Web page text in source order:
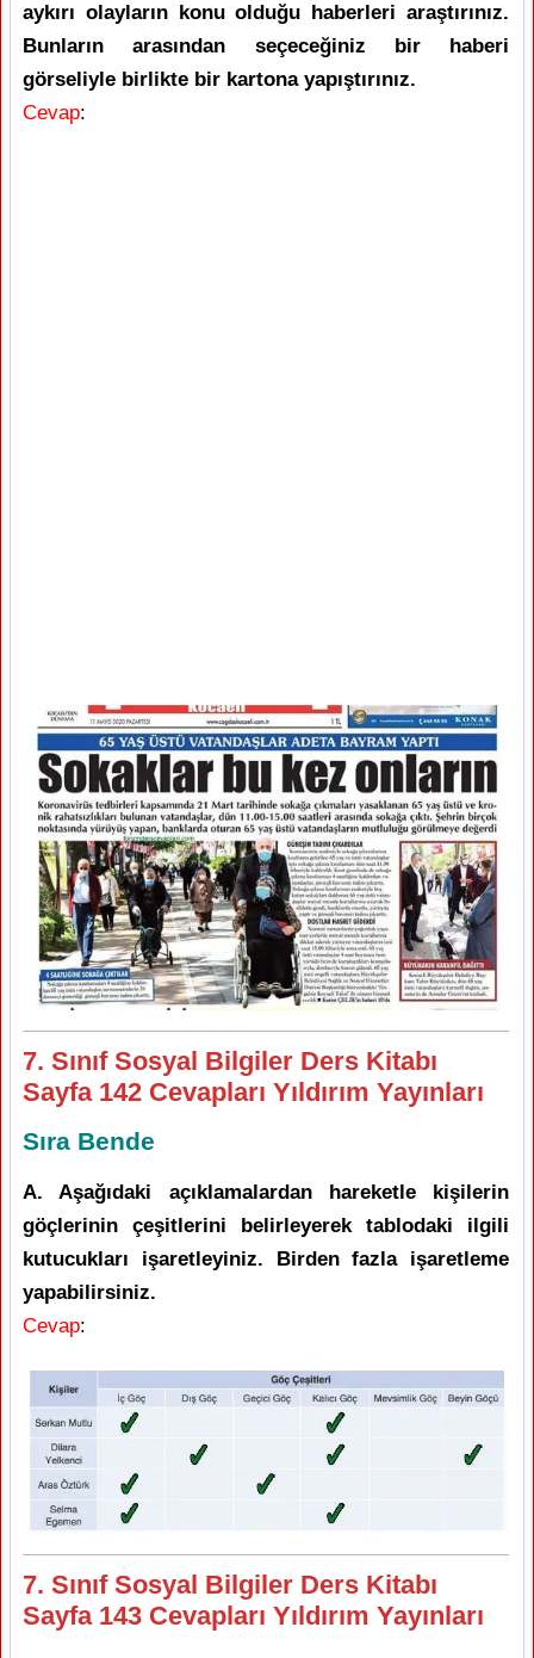
aykırı olayların konu olduğu haberleri araştırınız.
Bunların arasından seçeceğiniz bir haberi
görseliyle birlikte bir kartona yapıştırınız.
Cevap:
7. Sınıf Sosyal Bilgiler Ders Kitabı
Sayfa 142 Cevapları Yıldırım Yayınları
Sıra Bende
A. Aşağıdaki açıklamalardan hareketle kişilerin
göçlerinin çeşitlerini belirleyerek tablodaki ilgili
kutucukları işaretleyiniz. Birden fazla işaretleme
yapabilirsiniz.
Cevap:
7. Sınıf Sosyal Bilgiler Ders Kitabı
Sayfa 143 Cevapları Yıldırım Yayınları